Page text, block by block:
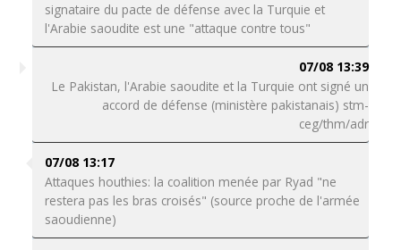
signataire du pacte de défense avec la Turquie et
l'Arabie saoudite est une "attaque contre tous"
07/08 13:39
Le Pakistan, l'Arabie saoudite et la Turquie ont signé un
accord de défense (ministère pakistanais) stm-
ceg/thm/adr
07/08 13:17
Attaques houthies: la coalition menée par Ryad "ne
restera pas les bras croisés" (source proche de l'armée
saoudienne)